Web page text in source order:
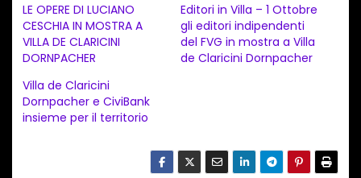
a
m
e
n
t
LE OPERE DI LUCIANO
CESCHIA IN MOSTRA A
VILLA DE CLARICINI
DORNPACHER
Editori in Villa – 1 Ottobre
gli editori indipendenti
del FVG in mostra a Villa
de Claricini Dornpacher
Villa de Claricini
Dornpacher e CiviBank
insieme per il territorio